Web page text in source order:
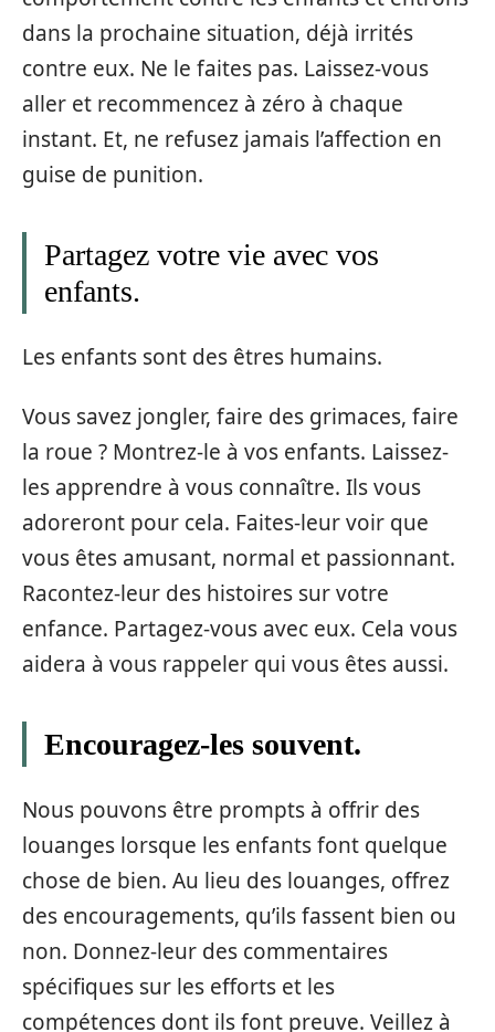
dans la prochaine situation, déjà irrités
contre eux. Ne le faites pas. Laissez-vous
aller et recommencez à zéro à chaque
instant. Et, ne refusez jamais l’affection en
guise de punition.
Partagez votre vie avec vos
enfants.
Les enfants sont des êtres humains.
Vous savez jongler, faire des grimaces, faire
la roue ? Montrez-le à vos enfants. Laissez-
les apprendre à vous connaître. Ils vous
adoreront pour cela. Faites-leur voir que
vous êtes amusant, normal et passionnant.
Racontez-leur des histoires sur votre
enfance. Partagez-vous avec eux. Cela vous
aidera à vous rappeler qui vous êtes aussi.
Encouragez-les souvent.
Nous pouvons être prompts à offrir des
louanges lorsque les enfants font quelque
chose de bien. Au lieu des louanges, offrez
des encouragements, qu’ils fassent bien ou
non. Donnez-leur des commentaires
spécifiques sur les efforts et les
compétences dont ils font preuve. Veillez à